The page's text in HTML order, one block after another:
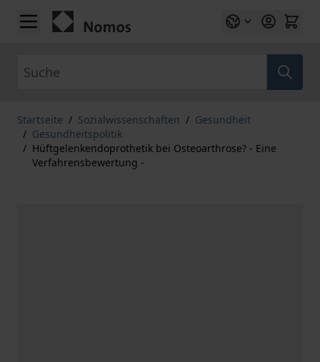
Zum Inhalt springen
Startseite / Sozialwissenschaften / Gesundheit
/ Gesundheitspolitik
/ Hüftgelenkendoprothetik bei Osteoarthrose? - Eine
Verfahrensbewertung -